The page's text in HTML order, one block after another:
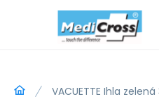
VACUETTE Ihla